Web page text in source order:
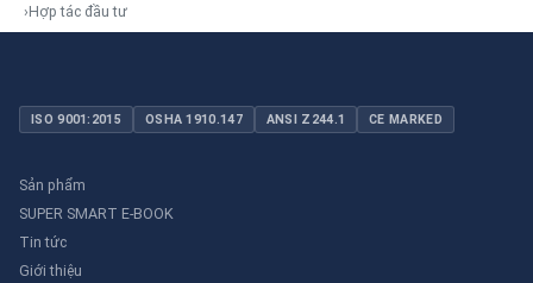
›Hợp tác đầu tư
ISO 9001:2015 OSHA 1910.147 ANSI Z244.1 CE MARKED
Sản phẩm
SUPER SMART E-BOOK
Tin tức
Giới thiệu